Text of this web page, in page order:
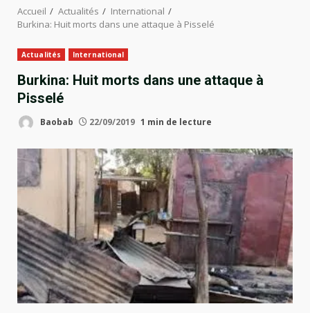
Accueil Actualités
International
Burkina: Huit morts dans une attaque à Pisselé
Actualités International
Burkina: Huit morts dans une attaque à
Pisselé
Baobab 22/09/2019 1 min de lecture